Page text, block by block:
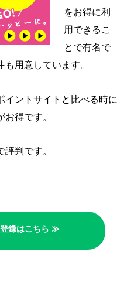
をお得に利
用できるこ
とで有名で
用意しています。
イントサイトと比べる時に
得です。
判です。
録はこちら ≫